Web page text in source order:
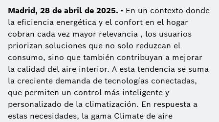
Madrid, 28 de abril de 2025. - En un contexto donde
la eficiencia energética y el confort en el hogar
cobran cada vez mayor relevancia , los usuarios
priorizan soluciones que no solo reduzcan el
consumo, sino que también contribuyan a mejorar
la calidad del aire interior. A esta tendencia se suma
la creciente demanda de tecnologías conectadas,
que permiten un control más inteligente y
personalizado de la climatización. En respuesta a
estas necesidades, la gama Climate de aire